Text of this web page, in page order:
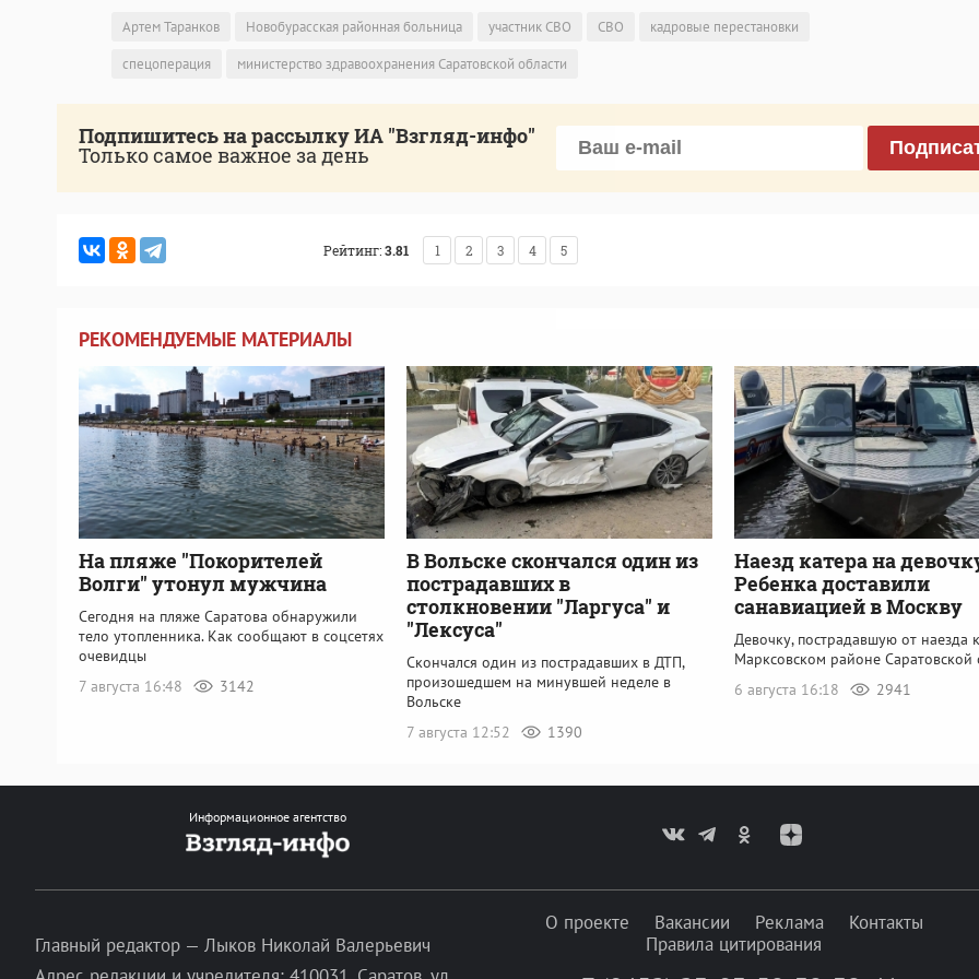
Артем Таранков Новобурасская районная больница участник СВО СВО
кадровые перестановки
спецоперация
министерство здравоохранения Саратовской области
Подпишитесь на рассылку ИА "Взгляд-инфо"
Только самое важное за день
Рейтинг:3.81 1 2 3 4 5
РЕКОМЕНДУЕМЫЕ МАТЕРИАЛЫ
На пляже "Покорителей
Волги" утонул мужчина
Сегодня на пляже Саратова обнаружили
тело утопленника. Как сообщают в соцсетях
очевидцы
7 августа 16:48
3142
В Вольске скончался один из
пострадавших в
столкновении "Ларгуса" и
"Лексуса"
Скончался один из пострадавших в ДТП,
произошедшем на минувшей неделе в
Вольске
7 августа 12:52
1390
Наезд катера на
Ребенка доставили
санавиацией в Москву
Девочку, пострадавшую от наезда
Марксовском районе Саратовской
6 августа 16:18
2941
Информационное агентство
Главный редактор — Лыков Николай Валерьевич
О проекте Вакансии Реклама
Контакты
Правила цитирования